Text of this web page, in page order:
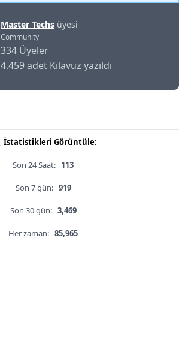
Master Techs üyesi
Community
334 Üyeler
4.459 adet Kılavuz yazıldı
İstatistikleri Görüntüle:
Son 24 Saat: 113
Son 7 gün: 919
Son 30 gün: 3,469
Her zaman: 85,965